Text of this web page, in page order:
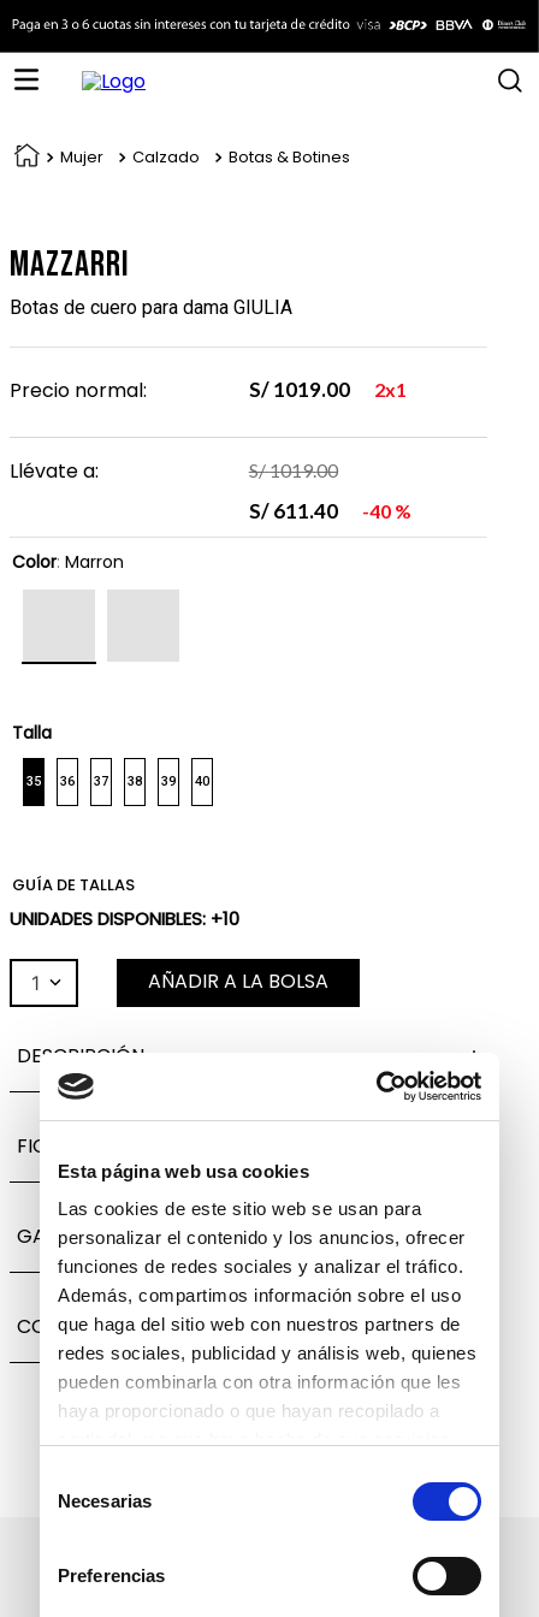
Esta página web usa cookies
Las cookies de este sitio web se usan para
personalizar el contenido y los anuncios, ofrecer
funciones de redes sociales y analizar el tráfico.
Además, compartimos información sobre el uso
que haga del sitio web con nuestros partners de
redes sociales, publicidad y análisis web, quienes
pueden combinarla con otra información que les
haya proporcionado o que hayan recopilado a
deNecesarias
Preferencias
Mujer Calzado Botas & Botines
Mazzarri
Botas de cuero para dama GIULIA
Precio normal: S/ 1019.00 2x1
Llévate a: S/1019.00
S/ 611.40 40 %
Color: Marron
Talla
35 36 37 38 39 40
GUÍA DE TALLAS
UNIDADES DISPONIBLES: +10
1 AÑADIR A LA BOLSA
DESCRIPCIÓN
FICHA TÉCNICA
GARANTÍA, CAMBIOS Y DEVOLUCIONES
COMPARTIR
Suscríbete a nuestro boletín